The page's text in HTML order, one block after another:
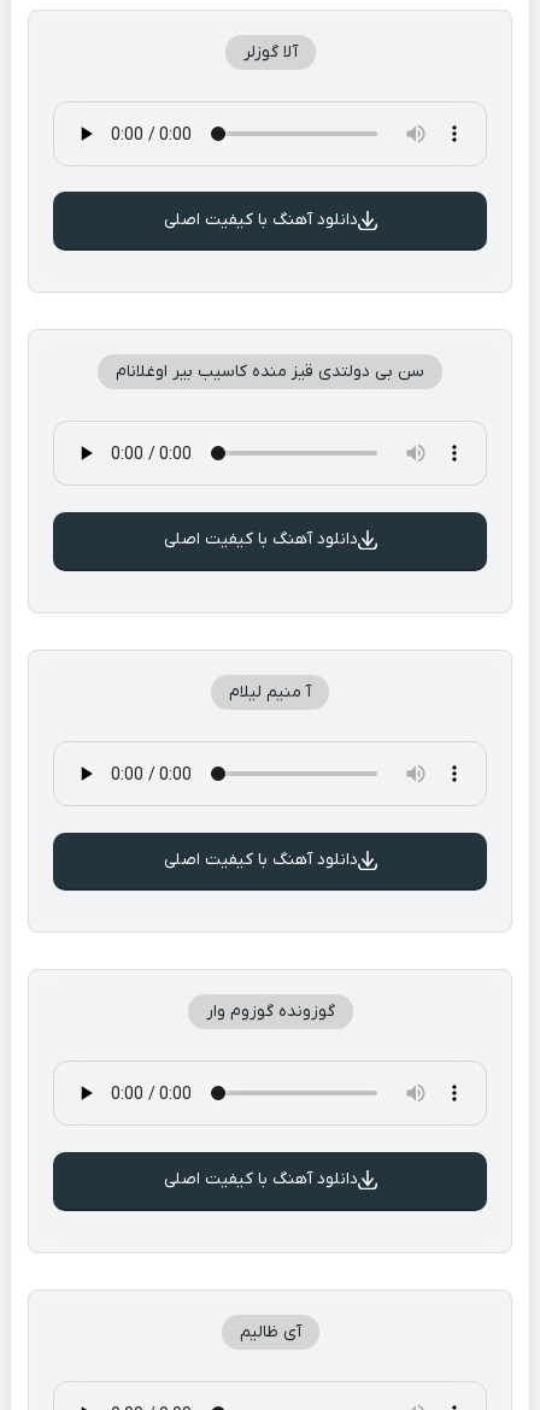
آلا گوزلر
دانلود آهنگ با کیفیت اصلی
سن بی دولتدی قیز منده کاسیب بیر اوغلانام
دانلود آهنگ با کیفیت اصلی
آ منیم لیلام
دانلود آهنگ با کیفیت اصلی
گوزونده گوزوم وار
دانلود آهنگ با کیفیت اصلی
آی ظالیم